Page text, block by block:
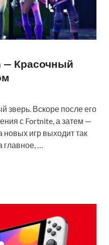
— Красочный
зверь. Вскоре после его
с Fortnite, а затем —
игр выходит так
главное, …